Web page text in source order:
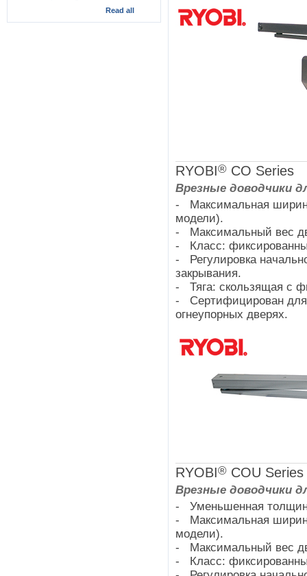
RYOBI® СО Series
Врезные доводчики
- Максимальная
модели).
- Максимальный вес
- Класс:
- Регулировка
закрывания.
- Тяга: скользящая с
- Сертифицирован для
огнеупорных дверях.
RYOBI® СОU Series
Врезные доводчики
- Уменьшенная
- Максимальная
модели).
- Максимальный вес
- Класс:
Read all